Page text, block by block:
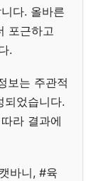
다. 올바른
포근하고
.
보는 주관적
되었습니다.
라 결과에
바니, #육